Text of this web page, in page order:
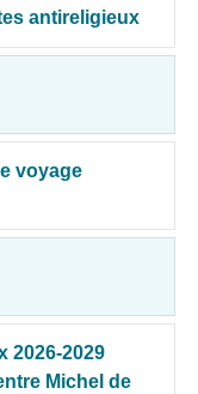
antireligieux
voyage
2026-2029
Michel de